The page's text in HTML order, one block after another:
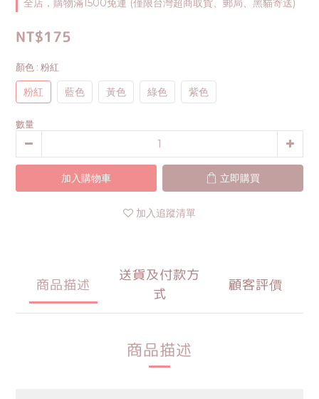
全店，購物滿1500免運 (僅限台灣超商取貨、郵局、黑貓寄送)
NT$175
顏色 : 粉紅
粉紅 藍色 黃色 綠色 紫色
數量
加入購物車 立即購買
加入追蹤清單
商品描述
送貨及付款方
式
顧客評價
商品描述